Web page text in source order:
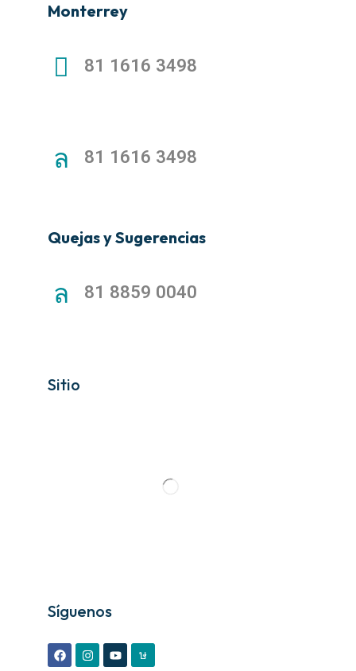
Monterrey
81 1616 3498
81 1616 3498
Quejas y Sugerencias
81 8859 0040
Sitio
Síguenos